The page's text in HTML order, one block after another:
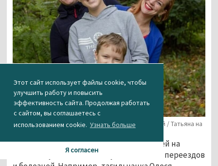
Этот сайт использует файлы cookie, чтобы
улучшить работу и повысить
эффективность сайта. Продолжая работать
с сайтом, вы соглашаетесь с
использованием cookie. Узнать больше
Я согласен
Фото из семейного архива Татьяны Дербышевой / Татьяна на
Также многие родители переводят детей на
постоянную дистанционку из-за частых переездов